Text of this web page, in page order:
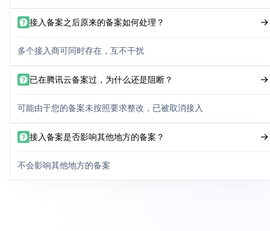
接入备案之后原来的备案如何处理？
多个接入商可同时存在，互不干扰
已在腾讯云备案过，为什么还是阻断？
可能由于您的备案未按照要求整改，已被取消接入
接入备案是否影响其他地方的备案？
不会影响其他地方的备案